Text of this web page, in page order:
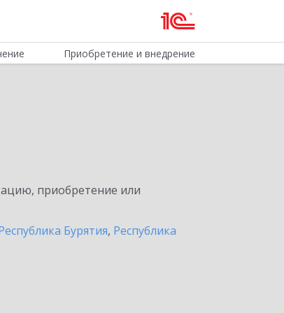
Приобретение и внедрение
приобретение или
Бурятия, Республика